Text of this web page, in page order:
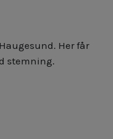
Her får
stemning.